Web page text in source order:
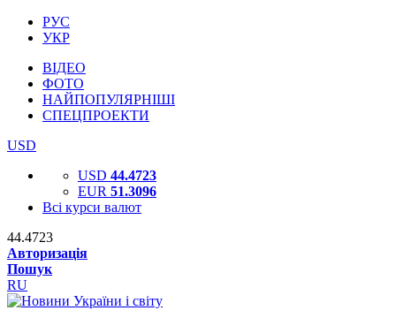
РУС
УКР
ВІДЕО
ФОТО
НАЙПОПУЛЯРНІШІ
СПЕЦПРОЕКТИ
USD
USD 44.4723
EUR 51.3096
Всі курси валют
44.4723
Авторизація
Пошук
RU